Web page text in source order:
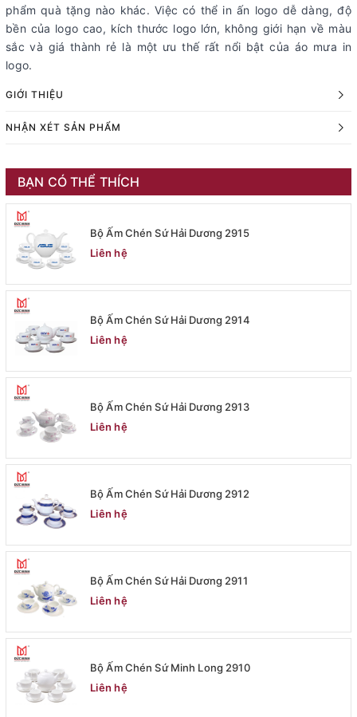
phẩm quà tặng nào khác. Việc có thể in ấn logo dễ dàng, độ
bền của logo cao, kích thước logo lớn, không giới hạn về màu
sắc và giá thành rẻ là một ưu thế rất nổi bật của áo mưa in
logo.
GIỚI THIỆU
NHẬN XÉT SẢN PHẨM
BẠN CÓ THỂ THÍCH
Bộ Ấm Chén Sứ Hải Dương 2915
Liên hệ
Bộ Ấm Chén Sứ Hải Dương 2914
Liên hệ
Bộ Ấm Chén Sứ Hải Dương 2913
Liên hệ
Bộ Ấm Chén Sứ Hải Dương 2912
Liên hệ
Bộ Ấm Chén Sứ Hải Dương 2911
Liên hệ
Bộ Ấm Chén Sứ Minh Long 2910
Liên hệ